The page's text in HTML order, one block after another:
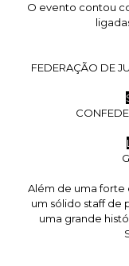
O evento contou
FEDERAÇÃO DE
Além de uma forte
um sólido staff de
uma grande